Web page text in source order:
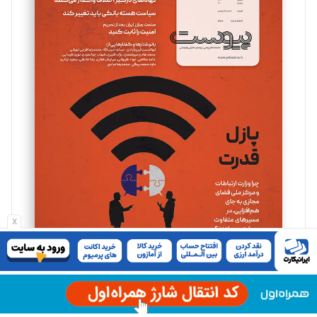
x
تحریریه
مینا پاکدل
یسنا امان‌پور
تحریریه
ملینا جعفری
تحریریه
مصطفی مسجدی آرانی
تحریریه